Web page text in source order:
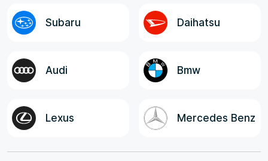
Subaru Daihatsu
Audi Bmw
Lexus Mercedes Benz